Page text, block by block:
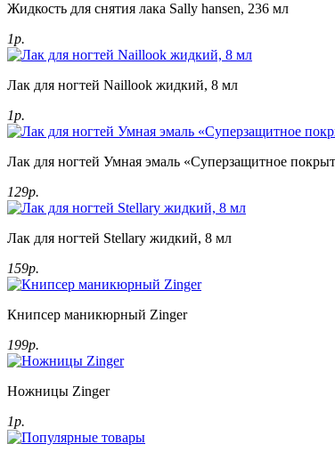
Жидкость для снятия лака Sally hansen, 236 мл
1р.
Лак для ногтей Naillook жидкий, 8 мл
1р.
Лак для ногтей Умная эмаль «Суперзащитное
129р.
Лак для ногтей Stellary жидкий, 8 мл
159р.
Книпсер маникюрный Zinger
199р.
Ножницы Zinger
1р.